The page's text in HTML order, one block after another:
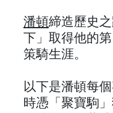
潘頓締造歷史
下」取得他的
策騎生涯。
以下是潘頓每
時憑「聚寶駒